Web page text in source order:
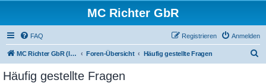
MC Richter GbR
FAQ Anmelden
Registrieren
MC Richter GbR (Impressum / Datenschutz) Foren-Übersicht Häufig gestellte Fragen
Häufig gestellte Fragen